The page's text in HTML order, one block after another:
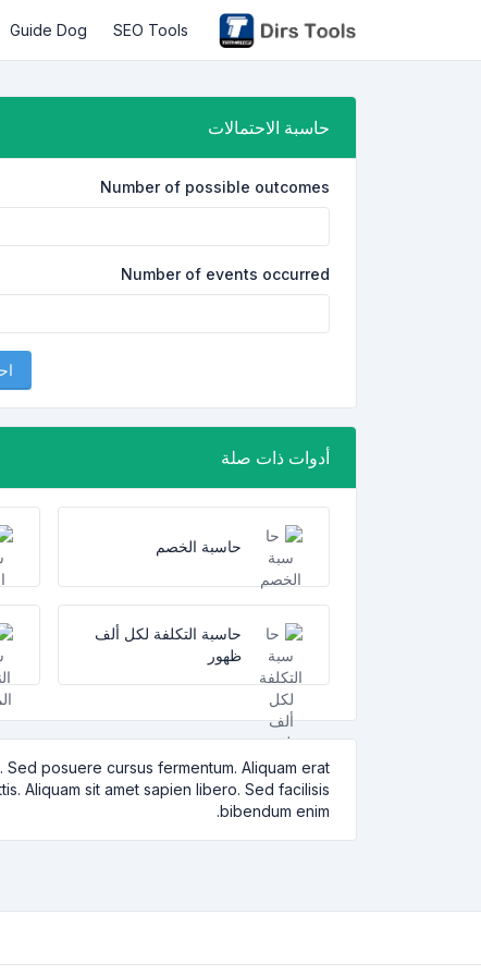
SEO Tools
Guide Dog
حاسبة الاحتمالات
Number of possible outcomes
Number of events occurred
أدوات ذات صلة
حاسبة الخصم
حاسبة التكلفة لكل ألف
ظهور
posuere cursus fermentum. Aliquam erat
Aliquam sit amet sapien libero. Sed facilisis
bibendum enim.